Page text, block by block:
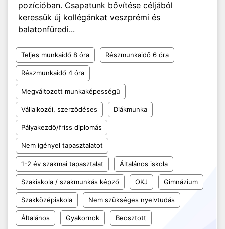
pozícióban. Csapatunk bővítése céljából
keressük új kollégánkat veszprémi és
balatonfüredi...
Teljes munkaidő 8 óra Részmunkaidő 6 óra
Részmunkaidő 4 óra
Megváltozott munkaképességű
Vállalkozói, szerződéses Diákmunka
Pályakezdő/friss diplomás
Nem igényel tapasztalatot
1-2 év szakmai tapasztalat Általános iskola
Szakiskola / szakmunkás képző OKJ Gimnázium
Szakközépiskola Nem szükséges nyelvtudás
Általános Gyakornok Beosztott